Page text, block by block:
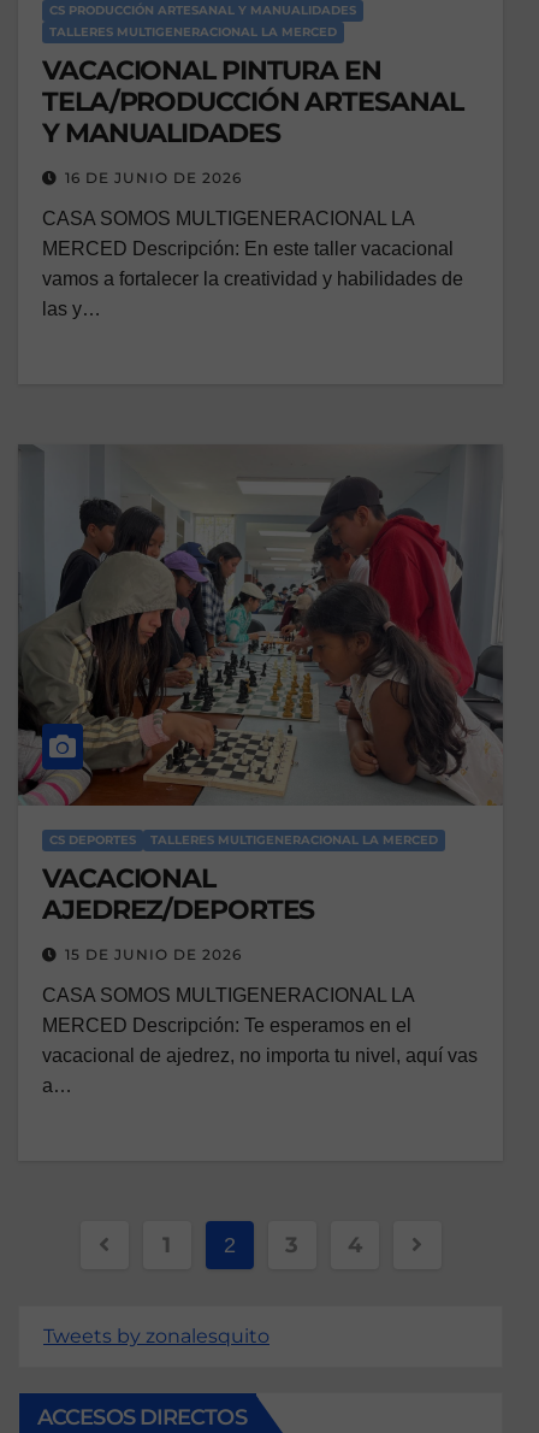
CS PRODUCCIÓN ARTESANAL Y MANUALIDADES
TALLERES MULTIGENERACIONAL LA MERCED
VACACIONAL PINTURA EN
TELA/PRODUCCIÓN ARTESANAL
Y MANUALIDADES
16 DE JUNIO DE 2026
CASA SOMOS MULTIGENERACIONAL LA
MERCED Descripción: En este taller vacacional
vamos a fortalecer la creatividad y habilidades de
las y…
CS DEPORTES TALLERES MULTIGENERACIONAL LA MERCED
VACACIONAL
AJEDREZ/DEPORTES
15 DE JUNIO DE 2026
CASA SOMOS MULTIGENERACIONAL LA
MERCED Descripción: Te esperamos en el
vacacional de ajedrez, no importa tu nivel, aquí vas
a…
1 2 3 4
Tweets by zonalesquito
ACCESOS DIRECTOS